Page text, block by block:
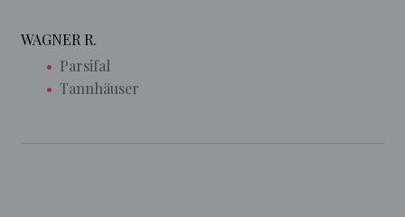
WAGNER R.
Parsifal
Tannhäuser